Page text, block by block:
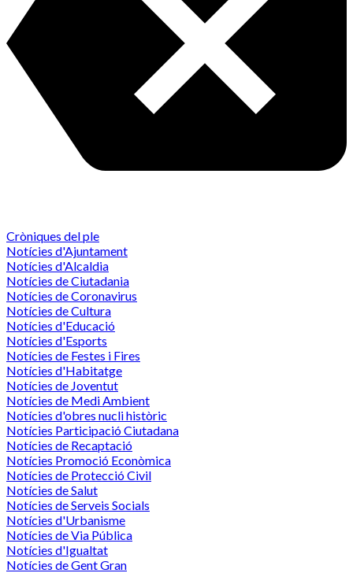
Cròniques del ple
Notícies d'Ajuntament
Notícies d'Alcaldia
Notícies de Ciutadania
Notícies de Coronavirus
Notícies de Cultura
Notícies d'Educació
Notícies d'Esports
Notícies de Festes i Fires
Notícies d'Habitatge
Notícies de Joventut
Notícies de Medi Ambient
Notícies d'obres nucli històric
Notícies Participació Ciutadana
Notícies de Recaptació
Notícies Promoció Econòmica
Notícies de Protecció Civil
Notícies de Salut
Notícies de Serveis Socials
Notícies d'Urbanisme
Notícies de Via Pública
Notícies d'Igualtat
Notícies de Gent Gran